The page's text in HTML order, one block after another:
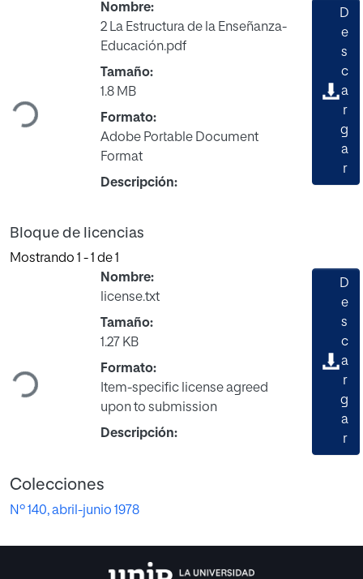
Nombre:
2 La Estructura de la Enseñanza-
Educación.pdf
Tamaño:
1.8 MB
Formato:
Adobe Portable Document
Format
Descripción:
D
e
s
c
a
r
g
a
r
Bloque de licencias
Mostrando 1 - 1 de 1
Nombre:
license.txt
Tamaño:
1.27 KB
Formato:
Item-specific license agreed
upon to submission
Descripción:
D
e
s
c
a
r
g
a
r
Colecciones
Nº 140, abril-junio 1978